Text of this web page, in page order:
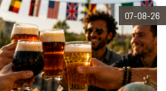
07-08-26